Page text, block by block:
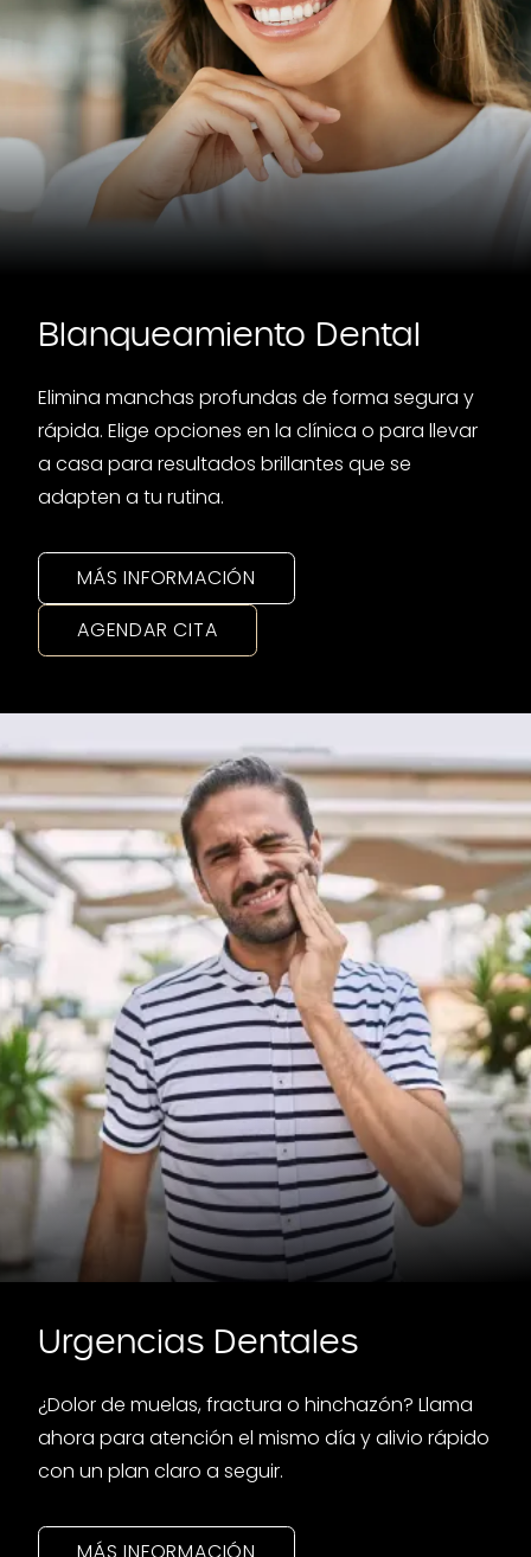
Blanqueamiento Dental
Elimina manchas profundas de forma segura y
rápida. Elige opciones en la clínica o para llevar
a casa para resultados brillantes que se
adapten a tu rutina.
MÁS INFORMACIÓN
AGENDAR CITA
Urgencias Dentales
¿Dolor de muelas, fractura o hinchazón? Llama
ahora para atención el mismo día y alivio rápido
con un plan claro a seguir.